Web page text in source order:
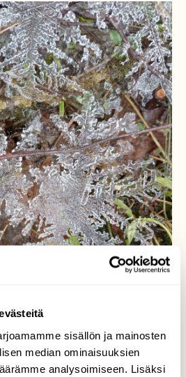
sisällön ja mainosten
median ominaisuuksien
analysoimiseen. Lisäksi